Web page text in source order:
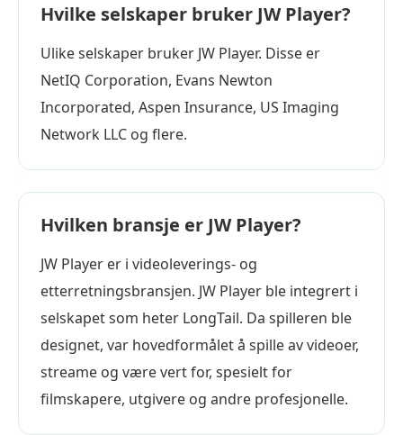
Hvilke selskaper bruker JW Player?
Ulike selskaper bruker JW Player. Disse er
NetIQ Corporation, Evans Newton
Incorporated, Aspen Insurance, US Imaging
Network LLC og flere.
Hvilken bransje er JW Player?
JW Player er i videoleverings- og
etterretningsbransjen. JW Player ble integrert i
selskapet som heter LongTail. Da spilleren ble
designet, var hovedformålet å spille av videoer,
streame og være vert for, spesielt for
filmskapere, utgivere og andre profesjonelle.